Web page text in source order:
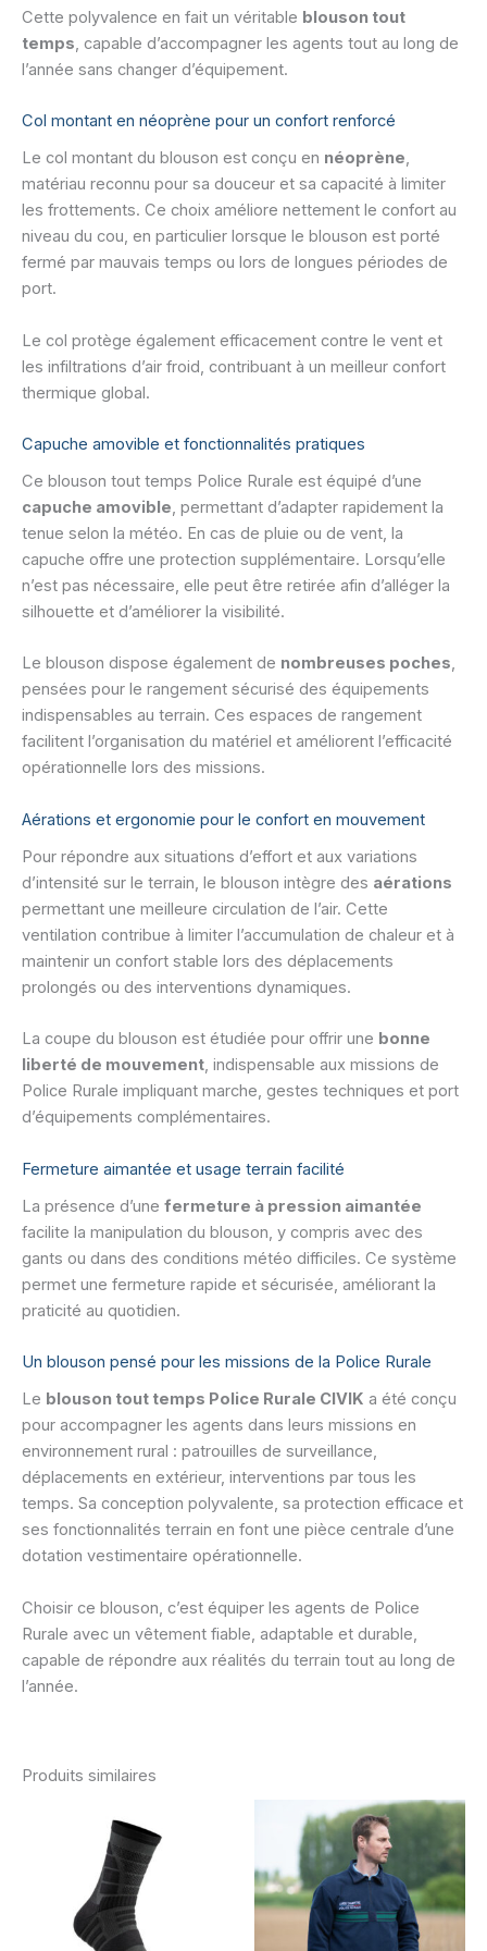
Cette polyvalence en fait un véritable blouson tout
temps, capable d’accompagner les agents tout au long de
l’année sans changer d’équipement.
Col montant en néoprène pour un confort renforcé
Le col montant du blouson est conçu en néoprène,
matériau reconnu pour sa douceur et sa capacité à limiter
les frottements. Ce choix améliore nettement le confort au
niveau du cou, en particulier lorsque le blouson est porté
fermé par mauvais temps ou lors de longues périodes de
port.
Le col protège également efficacement contre le vent et
les infiltrations d’air froid, contribuant à un meilleur confort
thermique global.
Capuche amovible et fonctionnalités pratiques
Ce blouson tout temps Police Rurale est équipé d’une
capuche amovible, permettant d’adapter rapidement la
tenue selon la météo. En cas de pluie ou de vent, la
capuche offre une protection supplémentaire. Lorsqu’elle
n’est pas nécessaire, elle peut être retirée afin d’alléger la
silhouette et d’améliorer la visibilité.
Le blouson dispose également de nombreuses poches,
pensées pour le rangement sécurisé des équipements
indispensables au terrain. Ces espaces de rangement
facilitent l’organisation du matériel et améliorent l’efficacité
opérationnelle lors des missions.
Aérations et ergonomie pour le confort en mouvement
Pour répondre aux situations d’effort et aux variations
d’intensité sur le terrain, le blouson intègre des aérations
permettant une meilleure circulation de l’air. Cette
ventilation contribue à limiter l’accumulation de chaleur et à
maintenir un confort stable lors des déplacements
prolongés ou des interventions dynamiques.
La coupe du blouson est étudiée pour offrir une bonne
liberté de mouvement, indispensable aux missions de
Police Rurale impliquant marche, gestes techniques et port
d’équipements complémentaires.
Fermeture aimantée et usage terrain facilité
La présence d’une fermeture à pression aimantée
facilite la manipulation du blouson, y compris avec des
gants ou dans des conditions météo difficiles. Ce système
permet une fermeture rapide et sécurisée, améliorant la
praticité au quotidien.
Un blouson pensé pour les missions de la Police Rurale
Le blouson tout temps Police Rurale CIVIK a été conçu
pour accompagner les agents dans leurs missions en
environnement rural : patrouilles de surveillance,
déplacements en extérieur, interventions par tous les
temps. Sa conception polyvalente, sa protection efficace et
ses fonctionnalités terrain en font une pièce centrale d’une
dotation vestimentaire opérationnelle.
Choisir ce blouson, c’est équiper les agents de Police
Rurale avec un vêtement fiable, adaptable et durable,
capable de répondre aux réalités du terrain tout au long de
l’année.
Produits similaires